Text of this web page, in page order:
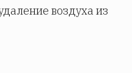
воздуха из